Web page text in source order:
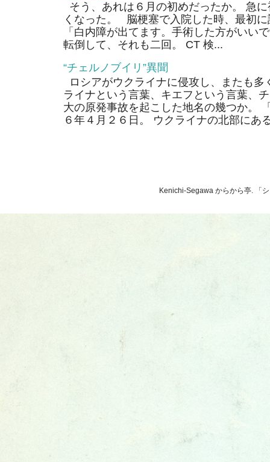
そう、あれは６月の初めだったか。 急
くなった。 脳梗塞で入院した時、最初
「白内障が出てます。手術した方がい
転倒して、それも二回。 CT 検...
“チェルノブイリ”異聞
ロシアがウクライナに侵攻し、またも
ライナという言葉、キエフという言葉、
大の原発事故を起こした地名の幾つか。
６年４月２６日。 ウクライナの北部にあ
Kenichi-Segawa からから亭. 「